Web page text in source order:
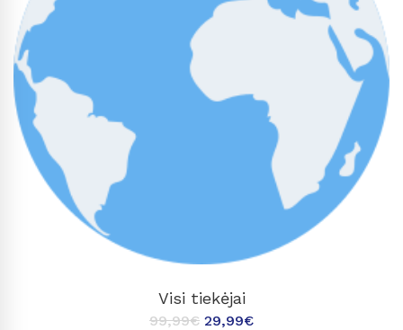
Visi tiekėjai
99,99€ 29,99€